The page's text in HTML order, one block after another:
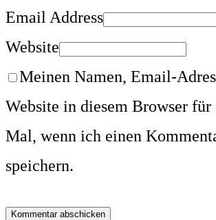
Email Address
Website
Meinen Namen, Email-
Website in diesem Browser für
Mal, wenn ich einen
speichern.